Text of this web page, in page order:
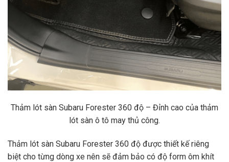
Thảm lót sàn Subaru Forester 360 độ – Đỉnh cao của thảm
lót sàn ô tô may thủ công.
Thảm lót sàn Subaru Forester 360 độ được thiết kế riêng
biệt cho từng dòng xe nên sẽ đảm bảo có độ form ôm khít